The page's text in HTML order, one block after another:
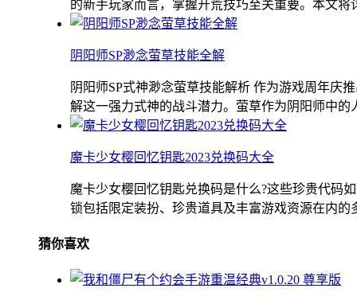
的新手玩家而言，掌握开荒技巧至关重要。本文将
阴阳师SP渺念萤草技能全解
阴阳师SP式神渺念萤草技能解析 作为游戏周年庆
解这一强力式神的战斗潜力。萤草作为阴阳师中的
魔卡少女樱回忆钥匙2023兑换码大全
魔卡少女樱回忆钥匙兑换码是什么?这些珍贵代码
锁包括限定装扮、珍贵道具及丰富游戏资源在内的
猜你喜欢